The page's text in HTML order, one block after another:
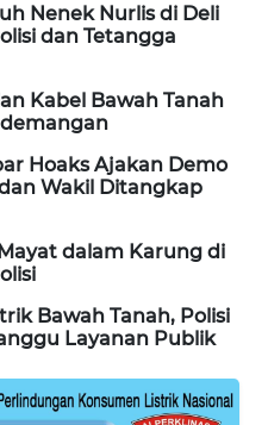
Nenek Nurlis di Deli
dan Tetangga
Kabel Bawah Tanah
Hoaks Ajakan Demo
Wakil Ditangkap
dalam Karung di
Bawah Tanah, Polisi
Layanan Publik